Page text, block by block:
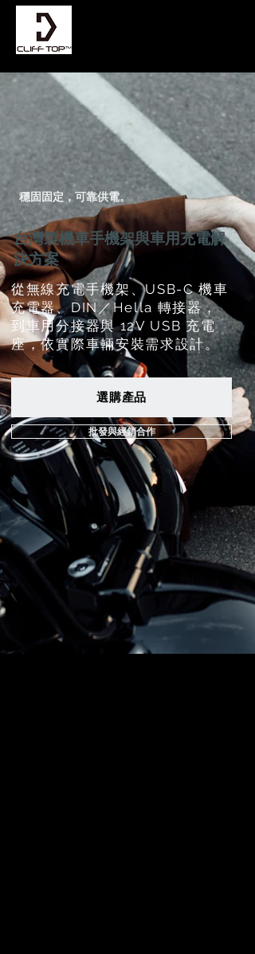
穩固固定，可靠供電。
台灣製機車手機架與車用充電解
決方案
從無線充電手機架、USB-C 機車
充電器、DIN／Hella 轉接器，
到車用分接器與 12V USB 充電
座，依實際車輛安裝需求設計。
選購產品
批發與經銷合作